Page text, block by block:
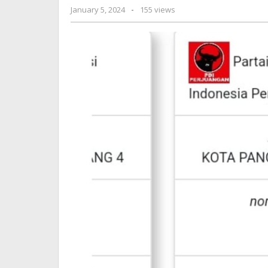
January 5, 2024
by
Jurnalsiber
- 155 views